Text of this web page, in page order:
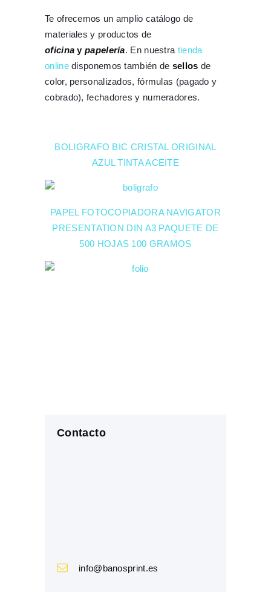
Te ofrecemos un amplio catálogo de
materiales y productos de
oficina ypapelería. En nuestra tienda
onlinedisponemos también de sellos de
color, personalizados, fórmulas (pagado y
cobrado), fechadores y numeradores.
BOLIGRAFO BIC CRISTAL ORIGINAL
AZUL TINTA ACEITE
PAPEL FOTOCOPIADORA NAVIGATOR
PRESENTATION DIN A3 PAQUETE DE
500 HOJAS 100 GRAMOS
Contacto
info@banosprint.es